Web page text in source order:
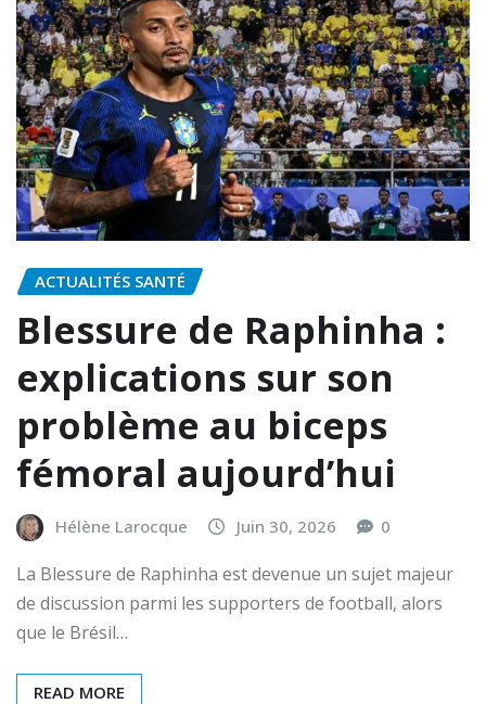
ACTUALITÉS SANTÉ
Blessure de Raphinha :
explications sur son
problème au biceps
fémoral aujourd’hui
Hélène Larocque Juin 30, 2026 0
La Blessure de Raphinha est devenue un sujet majeur
de discussion parmi les supporters de football, alors
que le Brésil…
READ MORE